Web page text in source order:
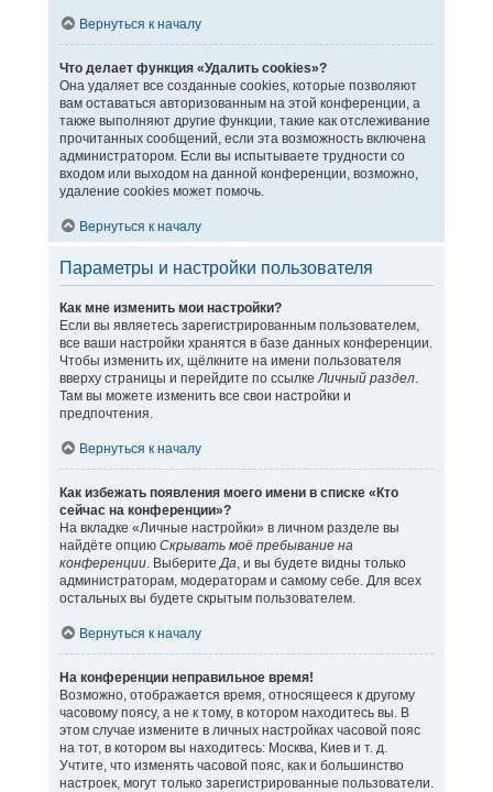
Вернуться к началу
Что делает функция «Удалить cookies»?
Она удаляет все созданные cookies, которые позволяют
вам оставаться авторизованным на этой конференции, а
также выполняют другие функции, такие как отслеживание
прочитанных сообщений, если эта возможность включена
администратором. Если вы испытываете трудности со
входом или выходом на данной конференции, возможно,
удаление cookies может помочь.
Вернуться к началу
Параметры и настройки пользователя
Как мне изменить мои настройки?
Если вы являетесь зарегистрированным пользователем,
все ваши настройки хранятся в базе данных конференции.
Чтобы изменить их, щёлкните на имени пользователя
вверху страницы и перейдите по ссылкеЛичный раздел.
Там вы можете изменить все свои настройки и
предпочтения.
Вернуться к началу
Как избежать появления моего имени в списке «Кто
сейчас на конференции»?
На вкладке «Личные настройки» в личном разделе вы
найдёте опцию Скрывать моё пребывание на
конференции. ВыберитеДа, и вы будете видны только
администраторам, модераторам и самому себе. Для всех
остальных вы будете скрытым пользователем.
Вернуться к началу
На конференции неправильное время!
Возможно, отображается время, относящееся к другому
часовому поясу, а не к тому, в котором находитесь вы. В
этом случае измените в личных настройках часовой пояс
на тот, в котором вы находитесь: Москва, Киев и т. д.
Учтите, что изменять часовой пояс, как и большинство
настроек, могут только зарегистрированные пользователи.